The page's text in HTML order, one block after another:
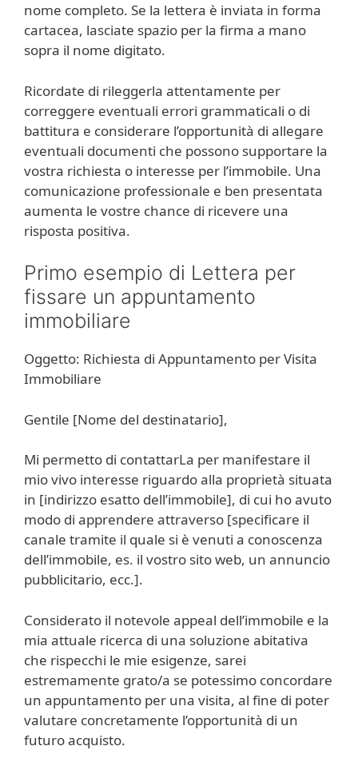
nome completo. Se la lettera è inviata in forma
cartacea, lasciate spazio per la firma a mano
sopra il nome digitato.
Ricordate di rileggerla attentamente per
correggere eventuali errori grammaticali o di
battitura e considerare l’opportunità di allegare
eventuali documenti che possono supportare la
vostra richiesta o interesse per l’immobile. Una
comunicazione professionale e ben presentata
aumenta le vostre chance di ricevere una
risposta positiva.
Primo esempio di Lettera per
fissare un appuntamento
immobiliare
Oggetto: Richiesta di Appuntamento per Visita
Immobiliare
Gentile [Nome del destinatario],
Mi permetto di contattarLa per manifestare il
mio vivo interesse riguardo alla proprietà situata
in [indirizzo esatto dell’immobile], di cui ho avuto
modo di apprendere attraverso [specificare il
canale tramite il quale si è venuti a conoscenza
dell’immobile, es. il vostro sito web, un annuncio
pubblicitario, ecc.].
Considerato il notevole appeal dell’immobile e la
mia attuale ricerca di una soluzione abitativa
che rispecchi le mie esigenze, sarei
estremamente grato/a se potessimo concordare
un appuntamento per una visita, al fine di poter
valutare concretamente l’opportunità di un
futuro acquisto.